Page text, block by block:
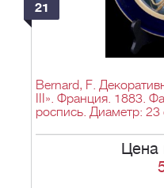
21
Bernard, F.
III». Франция. 1883.
роспись. Диаметр: 23
Цена